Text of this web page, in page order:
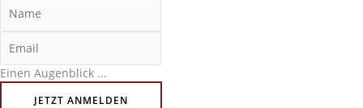
Einen Augenblick ...
JETZT ANMELDEN